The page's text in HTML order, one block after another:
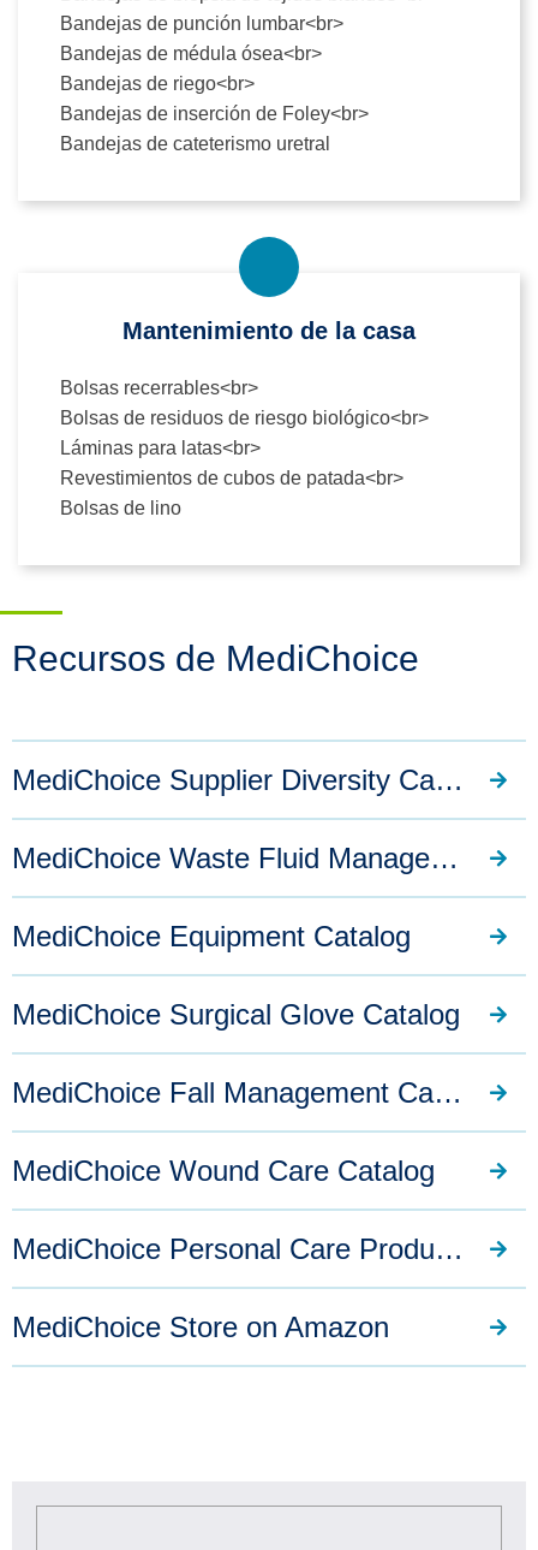
Bandejas de punción lumbar<br>
Bandejas de médula ósea<br>
Bandejas de riego<br>
Bandejas de inserción de Foley<br>
Bandejas de cateterismo uretral
Mantenimiento de la casa
Bolsas recerrables<br>
Bolsas de residuos de riesgo biológico<br>
Láminas para latas<br>
Revestimientos de cubos de patada<br>
Bolsas de lino
Recursos de MediChoice
MediChoice Supplier Diversity Catalog
MediChoice Waste Fluid Management System Catalog
MediChoice Equipment Catalog
MediChoice Surgical Glove Catalog
MediChoice Fall Management Catalog
MediChoice Wound Care Catalog
MediChoice Personal Care Products
MediChoice Store on Amazon